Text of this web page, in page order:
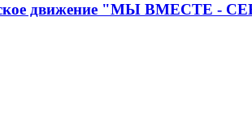
движение "МЫ ВМЕСТЕ -